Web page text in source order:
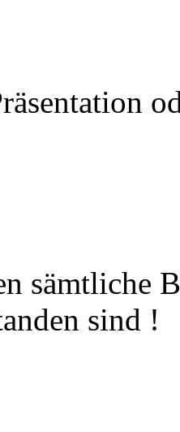
sämtliche
sind !